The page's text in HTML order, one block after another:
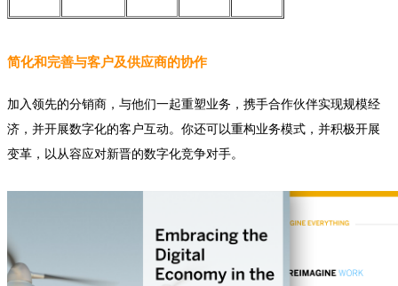
简化和完善与客户及供应商的协作
加入领先的分销商，与他们一起重塑业务，携手合作伙伴实现规模经
济，并开展数字化的客户互动。你还可以重构业务模式，并积极开展
变革，以从容应对新晋的数字化竞争对手。